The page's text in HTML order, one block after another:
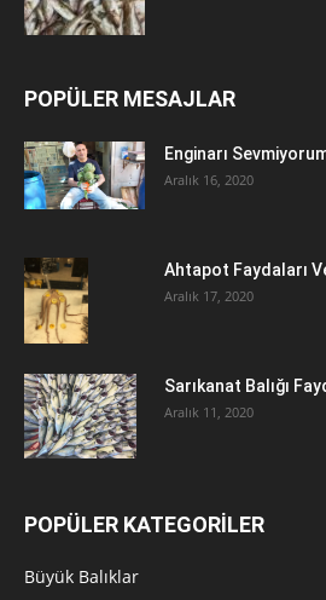
POPÜLER MESAJLAR
Enginarı
Aralık 16, 2020
Ahtapot Faydaları
Aralık 17, 2020
Sarıkanat Balığı
Aralık 11, 2020
POPÜLER KATEGORİLER
Büyük Balıklar